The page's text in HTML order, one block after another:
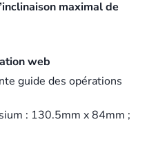
maximal de
web
guide des opérations
: 130.5mm x 84mm ;